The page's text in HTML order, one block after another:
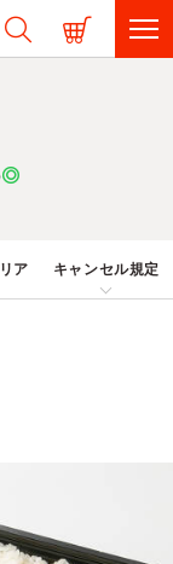
ア キャンセル規定